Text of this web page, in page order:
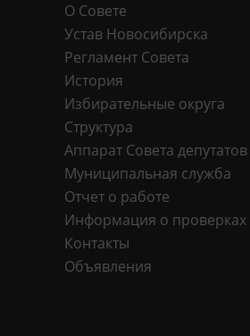
О Совете
Устав Новосибирска
Регламент Совета
История
Избирательные округа
Структура
Аппарат Совета депутатов
Муниципальная служба
Отчет о работе
Информация о проверках
Контакты
Объявления